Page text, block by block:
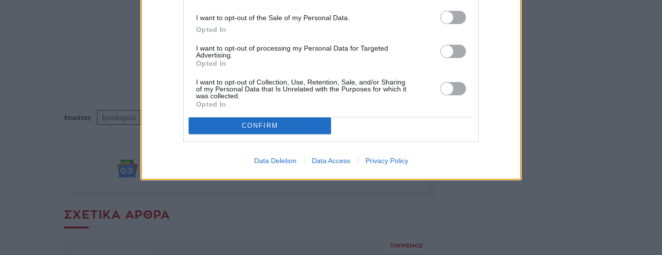
I want to opt-out of the Sale of my Personal Data.
Opted In
I want to opt-out of processing my Personal Data for Targeted
Advertising.
Opted In
I want to opt-out of Collection, Use, Retention, Sale, and/or Sharing
of my Personal Data that Is Unrelated with the Purposes for which it
was collected.
Opted In
CONFIRM
Data Deletion Data Access Privacy Policy
Ετικέτες ξενοδοχεία facebook tweet share
Ακολουθήστε το Sofokleousin.gr στο Google News
ΣΧΕΤΙΚΆ ΆΡΘΡΑ
ΤΟΥΡΙΣΜΌΣ